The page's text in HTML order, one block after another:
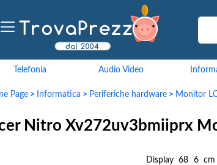
Telefonia Audio Video
Page > Informatica > Periferiche hardware > Monitor
Nitro Xv272uv3bmiiprx
Display 68 6